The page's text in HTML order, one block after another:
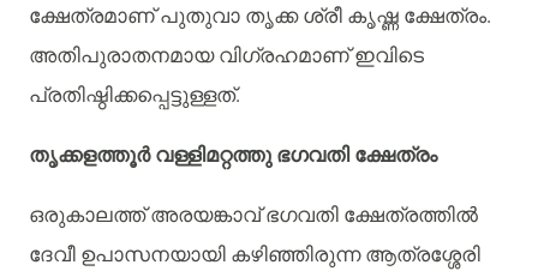
ക്ഷേത്രമാണ് പുതുവാ തൃക്ക ശ്രീ കൃഷ്ണ ക്ഷേത്രം.
അതിപുരാതനമായ വിഗ്രഹമാണ് ഇവിടെ
പ്രതിഷ്ഠിക്കപ്പെട്ടുള്ളത്.
തൃക്കളത്തൂർ വള്ളിമറ്റത്തു ഭഗവതി ക്ഷേത്രം
ഒരുകാലത്ത് അരയങ്കാവ് ഭഗവതി ക്ഷേത്രത്തിൽ
ദേവീ ഉപാസനയായി കഴിഞ്ഞിരുന്ന ആത്രശ്ശേരി